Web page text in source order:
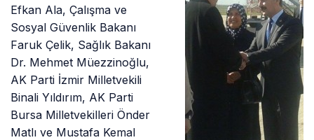
Efkan Ala, Çalışma ve
Sosyal Güvenlik Bakanı
Faruk Çelik, Sağlık Bakanı
Dr. Mehmet Müezzinoğlu,
AK Parti İzmir Milletvekili
Binali Yıldırım, AK Parti
Bursa Milletvekilleri Önder
Matlı ve Mustafa Kemal